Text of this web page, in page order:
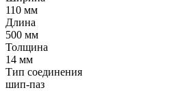
110 мм
Длина
500 мм
Толщина
14 мм
Тип соединения
шип-паз